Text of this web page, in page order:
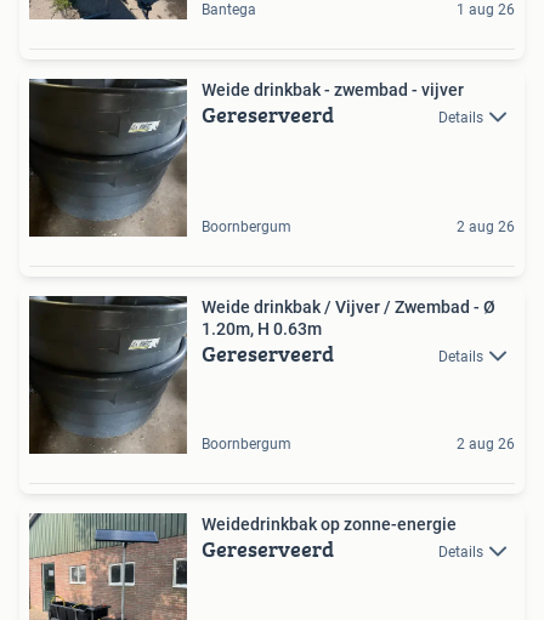
Bantega 1 aug 26
Weide drinkbak - zwembad - vijver
Gereserveerd Details
Boornbergum 2 aug 26
Weide drinkbak / Vijver / Zwembad - Ø
1.20m, H 0.63m
Gereserveerd Details
Boornbergum 2 aug 26
Weidedrinkbak op zonne-energie
Gereserveerd Details